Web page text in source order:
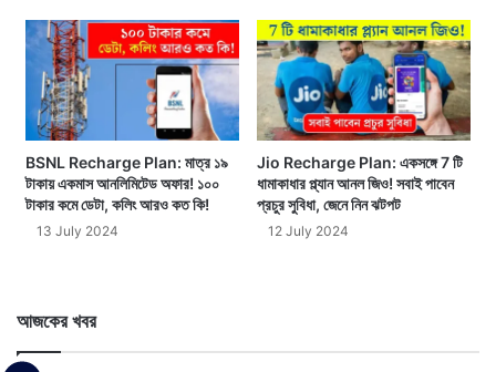
BSNL Recharge Plan: মাত্র ১৯
টাকায় একমাস আনলিমিটেড অফার! ১০০
টাকার কমে ডেটা, কলিং আরও কত কি!
13 July 2024
Jio Recharge Plan: একসঙ্গে 7 টি
ধামাকাধার প্ল্যান আনল জিও! সবাই পাবেন
প্রচুর সুবিধা, জেনে নিন ঝটপট
12 July 2024
আজকের খবর